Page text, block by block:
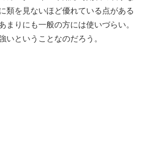
類を見ないほど優れている点がある
まりにも一般の方には使いづらい。
いということなのだろう。